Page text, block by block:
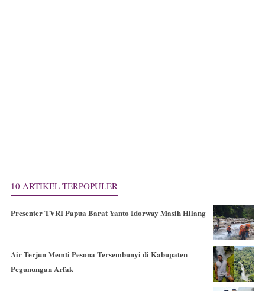
10 ARTIKEL TERPOPULER
Presenter TVRI Papua Barat Yanto Idorway Masih Hilang
Air Terjun Memti Pesona Tersembunyi di Kabupaten
Pegunungan Arfak